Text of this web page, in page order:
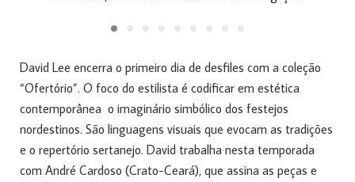
David Lee encerra o primeiro dia de desfiles com a coleção
“Ofertório”. O foco do estilista é codificar em estética
contemporânea o imaginário simbólico dos festejos
nordestinos. São linguagens visuais que evocam as tradições
e o repertório sertanejo. David trabalha nesta temporada
com André Cardoso (Crato-Ceará), que assina as peças e